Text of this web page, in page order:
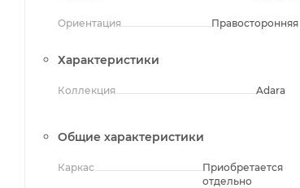
Ориентация Правосторонняя
Характеристики
Коллекция Adara
Общие характеристики
Каркас
Приобретается
отдельно